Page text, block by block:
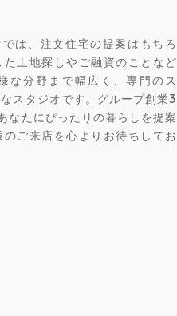
は、注文住宅の提案はもちろ
土地探しやご融資のことなど
な分野まで幅広く、専門のス
スタジオです。グループ創業3
なたにぴったりの暮らしを提案
ご来店を心よりお待ちしてお